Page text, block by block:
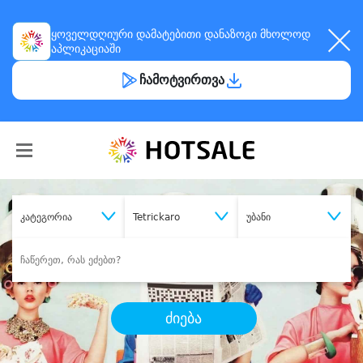
ყოველდღიური დამატებითი დანაზოგი მხოლოდ
აპლიკაციაში
ჩამოტვირთვა
კატეგორია Tetrickaro უბანი
ძიება
შეიძინესასურველი მომსახურება